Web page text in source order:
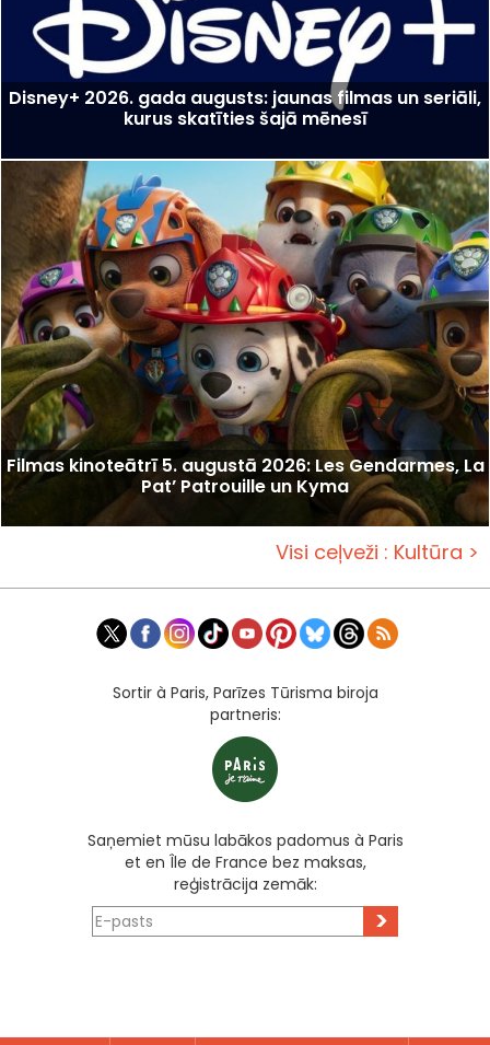
Disney+ 2026. gada augusts: jaunas filmas un seriāli,
kurus skatīties šajā mēnesī
Filmas kinoteātrī 5. augustā 2026: Les Gendarmes, La
Pat’ Patrouille un Kyma
Visi ceļveži : Kultūra >
Sortir à Paris, Parīzes Tūrisma biroja
partneris:
Saņemiet mūsu labākos padomus à Paris
et en Île de France bez maksas,
reģistrācija zemāk:
>